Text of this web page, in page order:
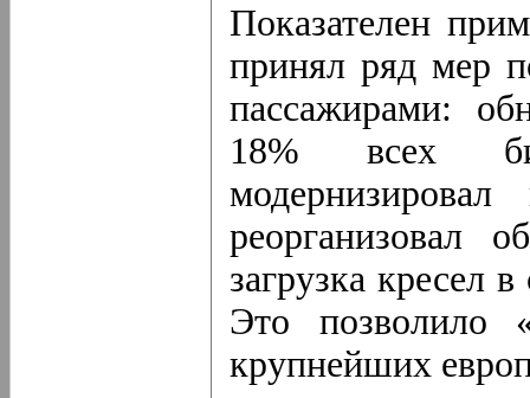
Показателен
принял ряд мер
пассажирами:
18% всех
реорганизовал
загрузка кресел
Это позволило
крупнейших